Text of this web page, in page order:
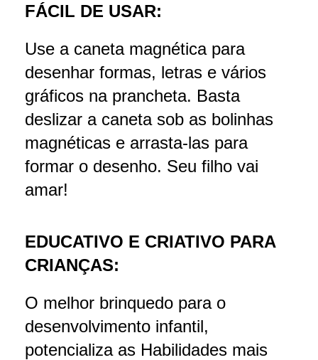
FÁCIL DE USAR:
Use a caneta magnética para
desenhar formas, letras e vários
gráficos na prancheta. Basta
deslizar a caneta sob as bolinhas
magnéticas e arrasta-las para
formar o desenho. Seu filho vai
amar!
EDUCATIVO E CRIATIVO PARA
CRIANÇAS:
O melhor brinquedo para o
desenvolvimento infantil,
potencializa as Habilidades mais